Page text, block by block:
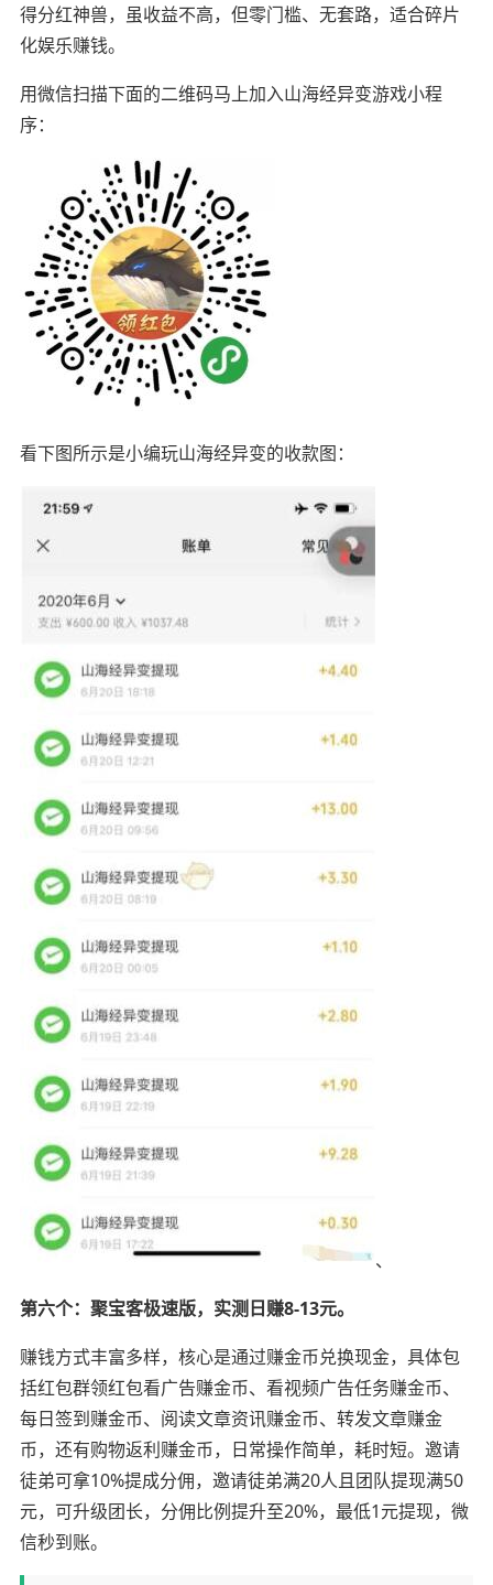
得分红神兽，虽收益不高，但零门槛、无套路，适合碎片
化娱乐赚钱。
用微信扫描下面的二维码马上加入山海经异变游戏小程
序：
看下图所示是小编玩山海经异变的收款图：
、
第六个：聚宝客极速版，实测日赚8-13元。
赚钱方式丰富多样，核心是通过赚金币兑换现金，具体包
括红包群领红包看广告赚金币、看视频广告任务赚金币、
每日签到赚金币、阅读文章资讯赚金币、转发文章赚金
币，还有购物返利赚金币，日常操作简单，耗时短。邀请
徒弟可拿10%提成分佣，邀请徒弟满20人且团队提现满50
元，可升级团长，分佣比例提升至20%，最低1元提现，微
信秒到账。